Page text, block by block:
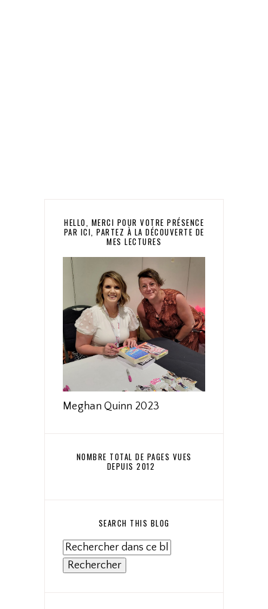
HELLO, MERCI POUR VOTRE PRÉSENCE
PAR ICI, PARTEZ À LA DÉCOUVERTE DE
MES LECTURES
Meghan Quinn 2023
NOMBRE TOTAL DE PAGES VUES
DEPUIS 2012
SEARCH THIS BLOG